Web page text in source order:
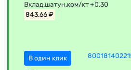
Вклад.шатун.ком/кт +0.30
843.66 ₽
В один клик